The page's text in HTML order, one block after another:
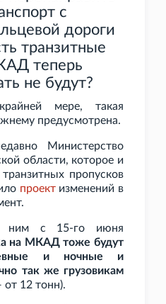
с
дороги
транзитные
теперь
не будут?
мере, такая
предусмотрена.
Министерство
области, которое и
пропусков
проектизменений в
ним с 15-го июня
на МКАД тоже будут
и ночные и
так же грузовикам
от 12 тонн).